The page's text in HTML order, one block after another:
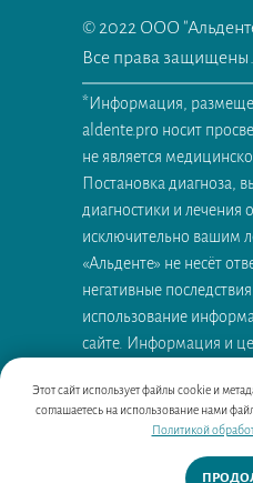
© 2022 ООО
Все права защищены.
*Информация,
aldente.pro носит
не является
Постановка диагноза,
диагностики и лечения
исключительно
«Альденте» не несёт
негативные
использование
сайте. Информация и
разработан студией
Этот сайт использует файлы cookie и
соглашаетесь на использование нами
Политикой